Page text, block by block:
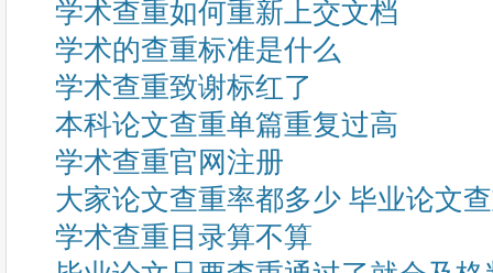
学术查重如何重新上交文档
学术的查重标准是什么
学术查重致谢标红了
本科论文查重单篇重复过高
学术查重官网注册
大家论文查重率都多少 毕业论文
学术查重目录算不算